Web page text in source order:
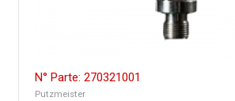
N° Parte: 270321001
Putzmeister